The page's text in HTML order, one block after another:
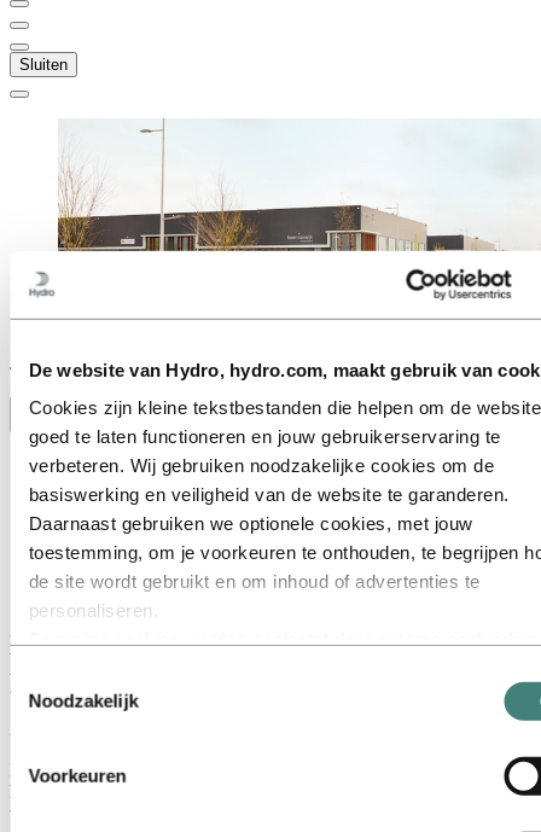
De website van Hydro, hydro.com, maakt gebruik van
Cookies zijn kleine tekstbestanden die helpen om de website
goed te laten functioneren en jouw gebruikerservaring te
verbeteren. Wij gebruiken noodzakelijke cookies om de
basiswerking en veiligheid van de website te garanderen.
Daarnaast gebruiken we optionele cookies, met jouw
toestemming, om je voorkeuren te onthouden, te begrijpen
de site wordt gebruikt en om inhoud of advertenties te
personaliseren.
advertenties. Deze derden kunnen informatie die zij via jouw
gebruik van onze website verzamelen, combineren met
verzameld via jouw gebruik van hun diensten. De derde
Toestemmingsselectie
Noodzakelijk
Voorkeuren
Sluiten
Toggle menu visibility
Alles
Aluminium in gebruik
Innovatie en technologie
Duurzaamheid
Medewerkers en carrières
Recycling
Energy
Hoe krijg je een bedrijvenpark honderd
procent circulair?
Hoewel bedrijventerreinen vaak aan de rand van de stad liggen, zijn
het plekken waar inwoners veel tijd doorbrengen. Dat geldt ook
voor Ambachtsezoom in Hendrik-Ido-Ambacht. De gemeente heeft